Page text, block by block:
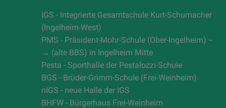
IGS - Integrierte Gesamtschule Kurt-Schumacher
(Ingelheim-West)
PMS - Präsident-Mohr-Schule (Ober-Ingelheim) --
→ (alte BBS) in Ingelheim Mitte
Pesta - Sporthalle der Pestalozzi-Schule
BGS - Brüder-Grimm-Schule (Frei-Weinheim)
nIGS - neue Halle der IGS
BHFW - Bürgerhaus Frei-Weinheim